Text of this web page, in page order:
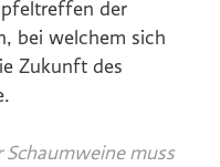
der
bei welchem sich
Zukunft des
Schaumweine muss